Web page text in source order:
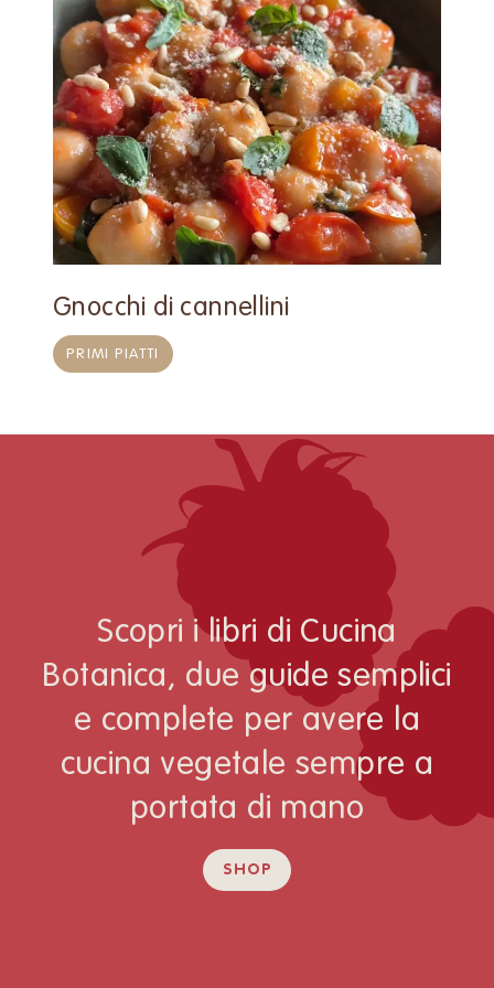
Gnocchi di cannellini
PRIMI PIATTI
Scopri i libri di Cucina
Botanica, due guide semplici
e complete per avere la
cucina vegetale sempre a
portata di mano
SHOP